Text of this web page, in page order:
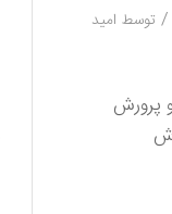
/ توسط امید
پرورش